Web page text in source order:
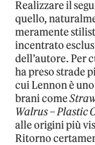
Realizzare il
quello,
meramente
incentrato
dell’autore. Per
ha preso strade
cui Lennon è
brani come
Walrus–Plastic
alle origini più
Ritorno